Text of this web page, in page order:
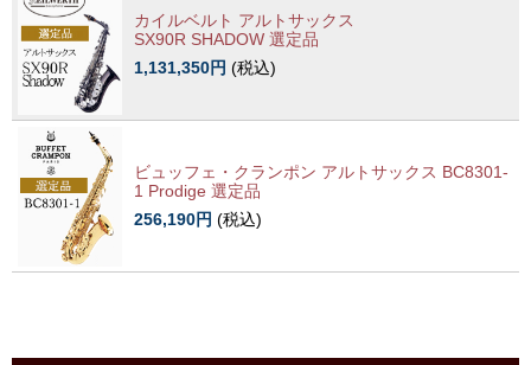
カイルベルト アルトサックス
SX90R SHADOW 選定品
1,131,350円 (税込)
ビュッフェ・クランポン アルトサックス BC8301-
1 Prodige 選定品
256,190円 (税込)